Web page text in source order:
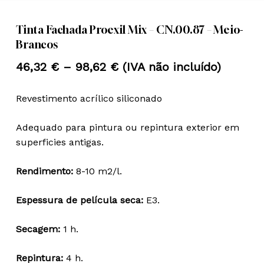
Tinta Fachada Proexil Mix – CN.00.87 – Meio-
Brancos
46,32 € – 98,62 €Price
46,32 €
98,62 €
(IVA não incluído)
Revestimento acrílico siliconado
Adequado para pintura ou repintura exterior em
superficies antigas.
Rendimento:8-10 m2/l.
Espessura de película seca:E3.
Secagem:1 h.
Repintura:4 h.
próxima vez que eu comentar.